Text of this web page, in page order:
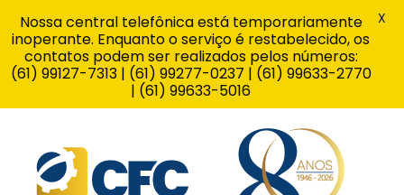
Nossa central telefônica está temporariamente
inoperante. Enquanto o serviço é restabelecido, os
contatos podem ser realizados pelos números:
(61) 99127-7313 | (61) 99277-0237 | (61) 99633-2770
| (61) 99633-5016
X